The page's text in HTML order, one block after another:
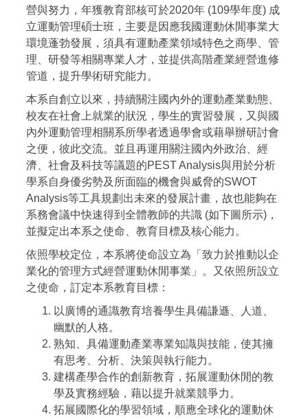
營與努力，年獲教育部核可於2020年 (109學年度) 成
立運動管理碩士班，主要是因應我國運動休閒事業大
環境蓬勃發展，須具有運動產業領域特色之商學、管
理、研發等相關專業人才，並提供高階產業經營進修
管道，提升學術研究能力。
本系自創立以來，持續關注國內外的運動產業動態、
校友在社會上就業的狀況，學生的實習發展，又與國
內外運動管理相關系所學者透過學會或藉舉辦研討會
之便，彼此交流。並且再運用關注國內外政治、經
濟、社會及科技等議題的PEST Analysis與用於分析
學系自身優劣勢及所面臨的機會與威脅的SWOT
Analysis等工具規劃出未來的發展計畫，故也能夠在
系務會議中快速得到全體教師的共識 (如下圖所示)，
並擬定出本系之使命、教育目標及核心能力。
依照學校定位，本系將使命設立為「致力於推動以企
業化的管理方式經營運動休閒事業」。又依照所設立
之使命，訂定本系教育目標：
以廣博的通識教育培養學生具備謙遜、人道、
幽默的人格。
熟知、具備運動產業專業知識與技能，使其擁
有思考、分析、決策與執行能力。
建構產學合作的創新教育，拓展運動休閒的教
學及實務經驗，藉以提升就業競爭力。
拓展國際化的學習領域，順應全球化的運動休